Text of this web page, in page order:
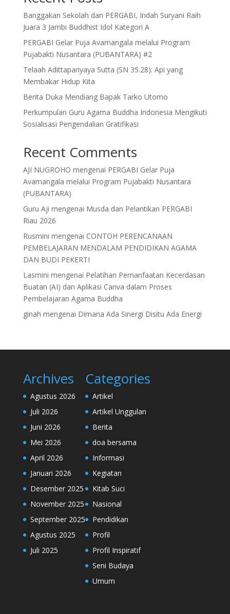
Banggakan Sekolah dan PERGABI, Indah Suryani Raih
Juara 3 Jambi Buddhist Idol Kategori A
PERGABI Gelar Puja Avamangala melalui Program
Pujabakti Nusantara (PUBANTARA) #2
Telaah Adittapariyaya Sutta (SN 35.28): Api yang
Membakar Hidup Kita
Berita Duka Mendiang Bapak Tarko Utomo
Perkumpulan Guru Agama Buddha Indonesia Mengikuti
Sosialisasi Pengendalian Gratifikasi
Recent Comments
AJI NUGROHO mengenai PERGABI Gelar Puja
Avamangala melalui Program Pujabakti Nusantara
(PUBANTARA)
Guru Aji mengenai Musda dan Pelantikan PERGABI
Riau 2026
Rusmini mengenai CONTOH PERENCANAAN
PEMBELAJARAN MENDALAM PENDIDIKAN AGAMA
DAN BUDI PEKERTI
Lasmini mengenai Pelatihan Pemanfaatan Kecerdasan
Buatan (AI) dan Aplikasi Canva dalam Proses
Pembelajaran Agama Buddha
ginah mengenai Dimana Ada Sinergi Disitu Ada Energi
Archives
Agustus 2026
Juli 2026
Juni 2026
Mei 2026
April 2026
Januari 2026
Desember 2025
November 2025
September 2025
Agustus 2025
Juli 2025
Categories
Artikel
Artikel Unggulan
Berita
doa bersama
Informasi
Kegiatan
Kitab Suci
Nasional
Pendidikan
Profil
Profil Inspiratif
Seni Budaya
Umum